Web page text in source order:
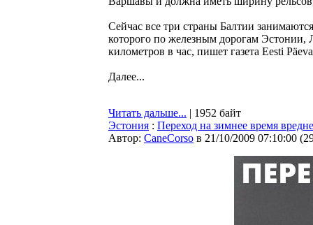
Сейчас все три страны Балтии
которого по железным дорогам Эстонии,
километров в час, пишет газета Eesti
Далее...
Читать дальше... | 1952 байт
Эстония : Переход на зимнее время
Автор: CaneCorso в 21/10/2009 07:10:00 (